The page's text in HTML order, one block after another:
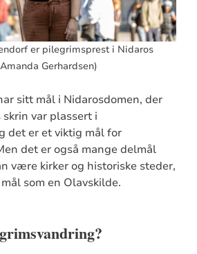
er pilegrimsprest i Nidaros
Gerhardsen)
sitt mål i Nidarosdomen, der
var plassert i
det er et viktig mål for
det er også mange delmål
være kirker og historiske steder,
som en Olavskilde.